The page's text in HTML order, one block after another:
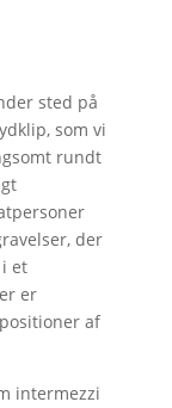
sted på
som vi
rundt
der
et
er
af
intermezzi